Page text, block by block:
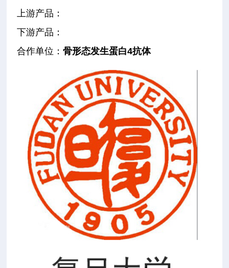
上游产品：
下游产品：
合作单位 ：骨形态发生蛋白4抗体